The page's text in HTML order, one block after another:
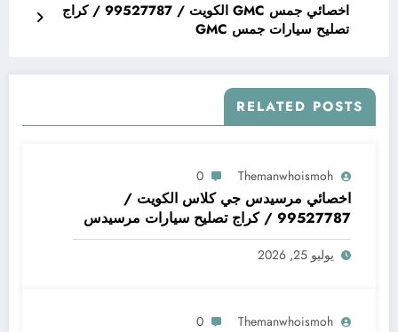
اخصائي جمس GMC الكويت / 99527787 / كراج
تصليح سيارات جمس GMC
RELATED POSTS
Themanwhoismoh
0
اخصائي مرسيدس جي كلاس الكويت /
99527787 / كراج تصليح سيارات مرسيدس
جي كلاس
يوليو 25, 2026
Themanwhoismoh
0